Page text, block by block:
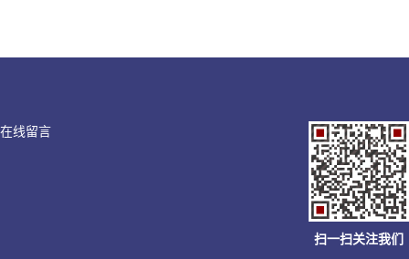
在线留言
扫一扫关注我们